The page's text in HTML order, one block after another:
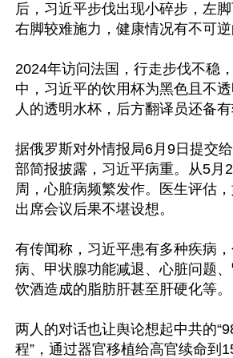
后，习近平步伐出现小碎步，左
右脚较难施力，健康情况有不可逆
2024年访问法国，行走步伐不稳
中，习近平的饮用杯为黑色且不
人的透明水杯，后方翻译员还备有
据俄罗斯对外情报局6月9日提交
部简报披露，习近平病重。从5月
周，心脏病频繁发作。医生评估
出席会议后果不堪设想。
有传闻称，习近平患有多种疾病
病、甲状腺功能减退、心脏问题
饮酒造成的脂肪肝甚至肝硬化等。
两人的对话也让舆论想起中共的
程”，通过器官移植给高官续命到